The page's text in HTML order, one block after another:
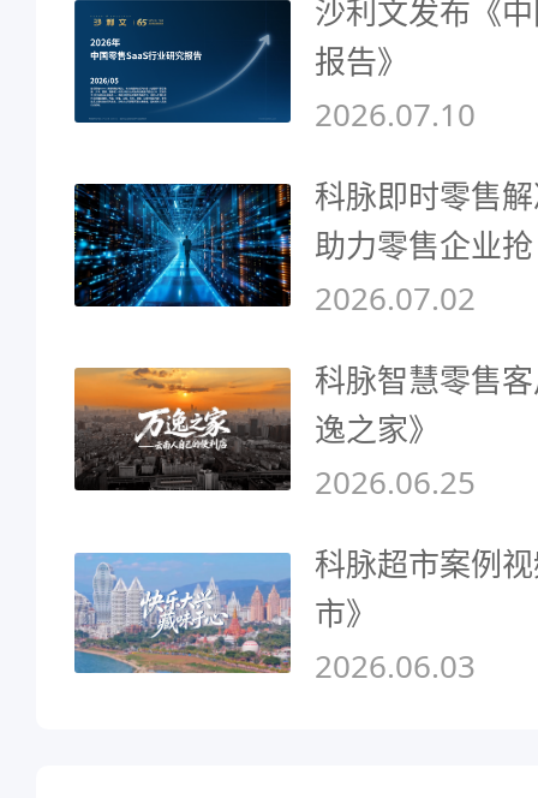
沙利文发布《
报告》
2026.07.10
科脉即时零售
助力零售企业
2026.07.02
科脉智慧零售
逸之家》
2026.06.25
科脉超市案例
市》
2026.06.03